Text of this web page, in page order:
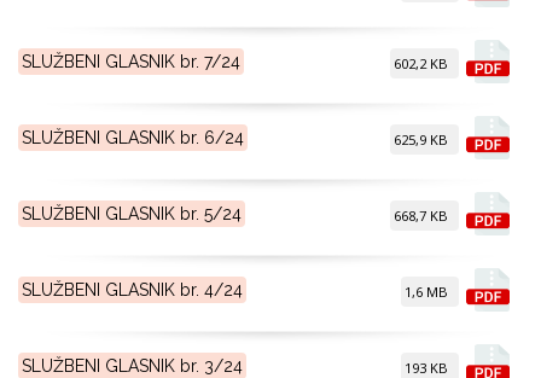
SLUŽBENI GLASNIK br. 7/24 602,2 KB
SLUŽBENI GLASNIK br. 6/24 625,9 KB
SLUŽBENI GLASNIK br. 5/24 668,7 KB
SLUŽBENI GLASNIK br. 4/24 1,6 MB
SLUŽBENI GLASNIK br. 3/24 193 KB